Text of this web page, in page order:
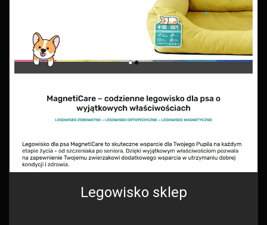
Legowisko sklep